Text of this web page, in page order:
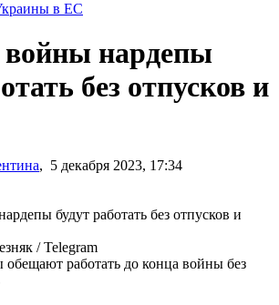
в ЕС
нардепы
без отпусков и
, 5 декабря 2023, 17:34
/ Telegram
работать до конца войны без